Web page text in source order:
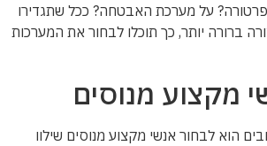
על מערכת האבטחה? ככל שתגדירו
ברורה יותר, כך תוכלו לבחור את המערכות
מקצוע מנוסים
הוא לבחור אנשי מקצוע מנוסים שילוו